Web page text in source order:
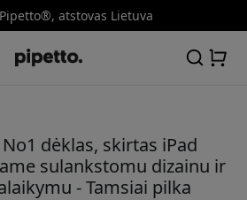
atstovas Lietuva
dėklas, skirtas iPad
sulankstomu dizainu ir
- Tamsiai pilka